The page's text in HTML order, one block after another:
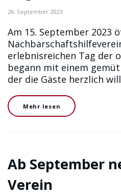
26. September 2023
Am 15. September 2023
erlebnisreichen Tag der
begann mit einem
der die Gäste herzlich
Mehr lesen
Ab September
Verein